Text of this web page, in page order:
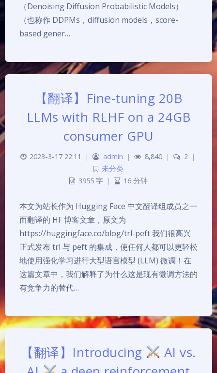
（Denoising Diffusion Probabilistic Models）
（也称作 DDPMs，diffusion models，score-
based gener…
【翻译】Fine-tuning 20B
LLMs with RLHF on a 24GB
consumer GPU
2023-3-17 22:11 | admin | 8,840 | 2
|
未分类
3955 字 | 16 分钟
本文为站长作为 Hugging Face 中文翻译组成员之一
而翻译的 HF 博客文章，原文为
https://huggingface.co/blog/trl-peft 我们很高兴
正式发布 trl 与 peft 的集成，使任何人都可以更轻松
地使用强化学习进行大型语言模型 (LLM) 微调！在
这篇文章中，我们解释了为什么这是现有微调方法的
有竞争力的替代…
【翻译】Introducing
AI vs.